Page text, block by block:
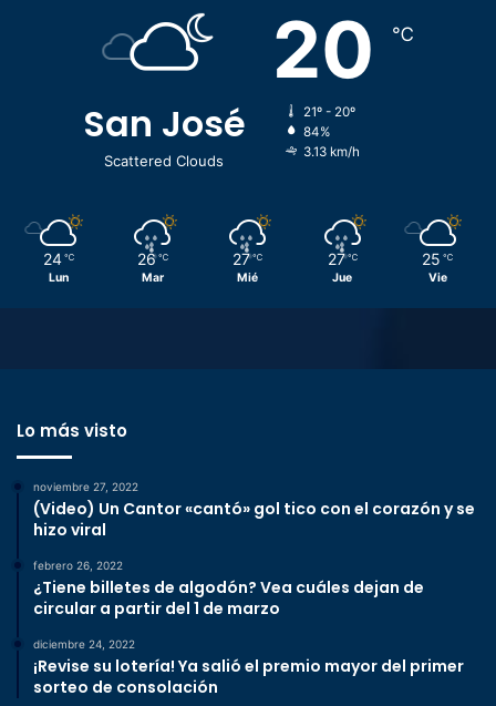
San José
Scattered Clouds
20 ℃
21º - 20º
84%
3.13 km/h
24 ℃
Lun
26 ℃
Mar
27 ℃
Mié
27 ℃
Jue
25 ℃
Vie
Lo más visto
noviembre 27, 2022
(Video) Un Cantor «cantó» gol tico con el corazón y se
hizo viral
febrero 26, 2022
¿Tiene billetes de algodón? Vea cuáles dejan de
circular a partir del 1 de marzo
diciembre 24, 2022
¡Revise su lotería! Ya salió el premio mayor del primer
sorteo de consolación